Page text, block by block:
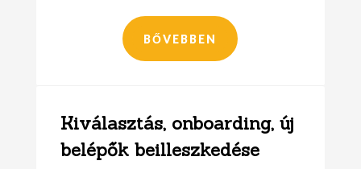
BŐVEBBEN
Kiválasztás, onboarding, új
belépők beilleszkedése